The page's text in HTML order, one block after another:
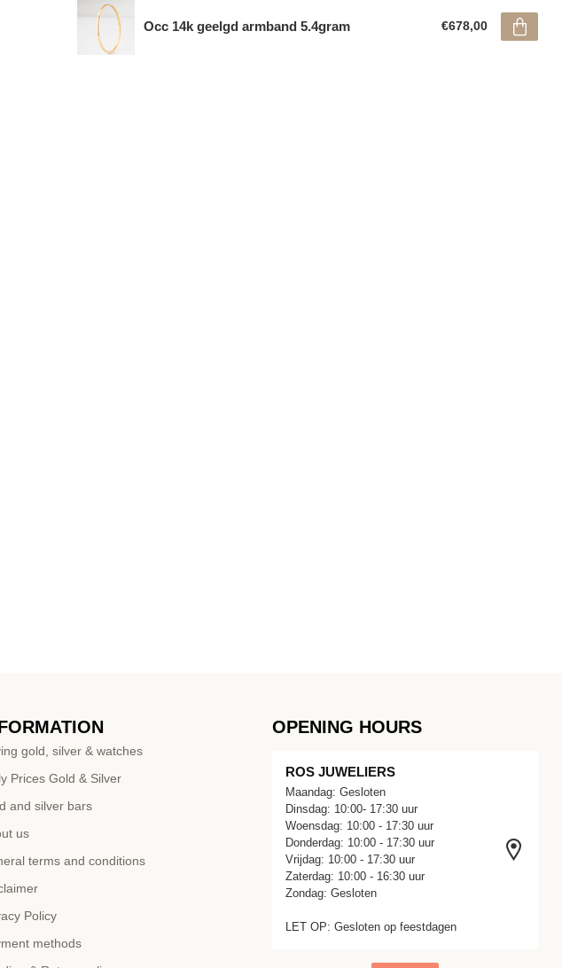
Occ 14k geelgd armband 5.4gram €678,00
gold, silver & watches
Prices Gold & Silver
and silver bars
us
terms and conditions
Policy
methods
OPENING HOURS
ROS JUWELIERS
Maandag: Gesloten
Dinsdag: 10:00- 17:30 uur
Woensdag: 10:00 - 17:30 uur
Donderdag: 10:00 - 17:30 uur
Vrijdag: 10:00 - 17:30 uur
Zaterdag: 10:00 - 16:30 uur
Zondag: Gesloten
LET OP: Gesloten op feestdagen